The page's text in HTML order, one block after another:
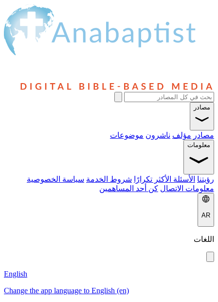
مصادر
مصادر مؤلف ناشرون موضوعات
معلومات
رؤيتنا الأسئلة الأكثر تكرارًا شروط الخدمة سياسة الخصوصية
معلومات الاتصال كن أحد المساهمين
AR
اللغات
English
Change the app language to English (en)